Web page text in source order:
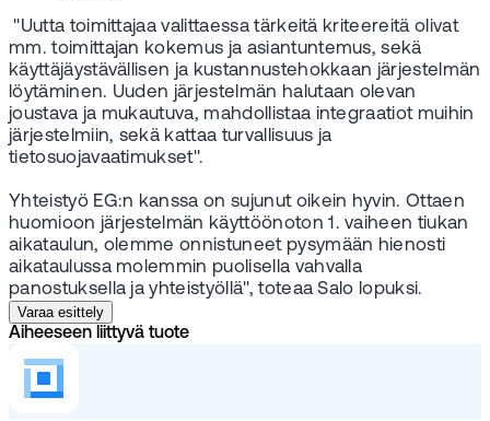
"Uutta toimittajaa valittaessa tärkeitä kriteereitä olivat
mm. toimittajan kokemus ja asiantuntemus, sekä
käyttäjäystävällisen ja kustannustehokkaan järjestelmän
löytäminen. Uuden järjestelmän halutaan olevan
joustava ja mukautuva, mahdollistaa integraatiot muihin
järjestelmiin, sekä kattaa turvallisuus ja
tietosuojavaatimukset".
Yhteistyö EG:n kanssa on sujunut oikein hyvin. Ottaen
huomioon järjestelmän käyttöönoton 1. vaiheen tiukan
aikataulun, olemme onnistuneet pysymään hienosti
aikataulussa molemmin puolisella vahvalla
panostuksella ja yhteistyöllä", toteaa Salo lopuksi.
Varaa esittely
Aiheeseen liittyvä tuote